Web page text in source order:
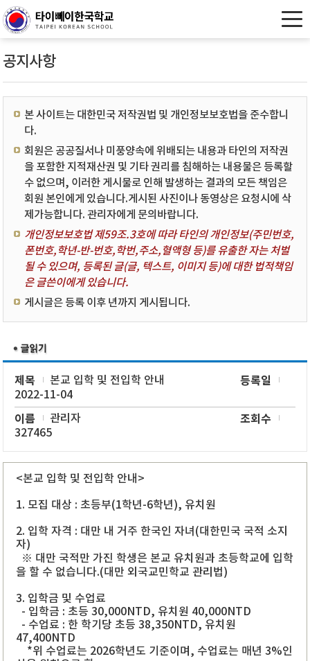
공지사항
본 사이트는 대한민국 저작권법 및 개인정보보호법을 준수합니
다.
회원은 공공질서나 미풍양속에 위배되는 내용과 타인의 저작권
을 포함한 지적재산권 및 기타 권리를 침해하는 내용물은 등록할
수 없으며, 이러한 게시물로 인해 발생하는 결과의 모든 책임은
회원 본인에게 있습니다.게시된 사진이나 동영상은 요청시에 삭
제가능합니다. 관리자에게 문의바랍니다.
개인정보보호법 제59조.3호에 따라 타인의 개인정보(주민번호,
폰번호,학년-반-번호,학번,주소,혈액형 등)를 유출한 자는 처벌
될 수 있으며, 등록된 글(글, 텍스트, 이미지 등)에 대한 법적책임
은 글쓴이에게 있습니다.
게시글은 등록 이후 년까지 게시됩니다.
제목 본교 입학 및 전입학 안내 등록일
2022-11-04
이름 관리자 조회수
327465
<본교 입학 및 전입학 안내>
1. 모집 대상 : 초등부(1학년-6학년), 유치원
2. 입학 자격 : 대만 내 거주 한국인 자녀(대한민국 국적 소지
자)
※ 대만 국적만 가진 학생은 본교 유치원과 초등학교에 입학
을 할 수 없습니다.(대만 외국교민학교 관리법)
3. 입학금 및 수업료
- 입학금 : 초등 30,000NTD, 유치원 40,000NTD
- 수업료 : 한 학기당 초등 38,350NTD, 유치원
47,400NTD
*위 수업료는 2026학년도 기준이며, 수업료는 매년 3%인